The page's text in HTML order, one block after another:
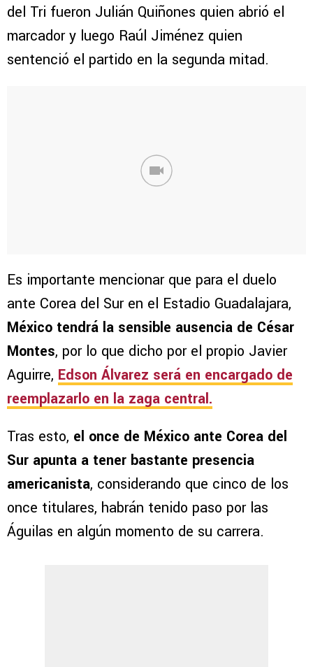
del Tri fueron Julián Quiñones quien abrió el
marcador y luego Raúl Jiménez quien
sentenció el partido en la segunda mitad.
Es importante mencionar que para el duelo
ante Corea del Sur en el Estadio Guadalajara,
México tendrá la sensible ausencia de César
Montes, por lo que dicho por el propio Javier
Aguirre, Edson Álvarez será en encargado de
reemplazarlo en la zaga central.
Tras esto, el once de México ante Corea del
Sur apunta a tener bastante presencia
americanista, considerando que cinco de los
once titulares, habrán tenido paso por las
Águilas en algún momento de su carrera.